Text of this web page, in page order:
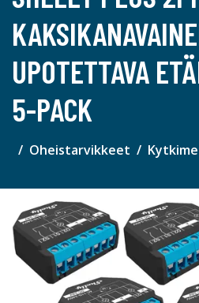
UPOTETTAVA
5-PACK
Oheistarvikkeet